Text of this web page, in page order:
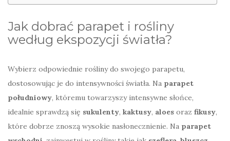
Jak dobrać parapet i rośliny
według ekspozycji światła?
Wybierz odpowiednie rośliny do swojego parapetu,
dostosowując je do intensywności światła. Na parapet
południowy, któremu towarzyszy intensywne słońce,
idealnie sprawdzą się sukulenty, kaktusy, aloes oraz fikusy,
które dobrze znoszą wysokie nasłonecznienie. Na parapet